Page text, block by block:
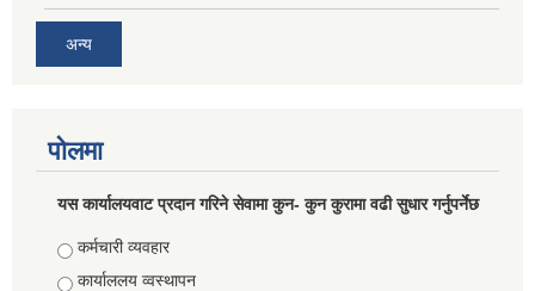
अन्य
पोलमा
यस कार्यालयवाट प्रदान गरिने सेवामा कुन- कुन कुरामा वढी सुधार गर्नुपर्नेछ
Choices
कर्मचारी व्यवहार
कार्याललय व्वस्थापन